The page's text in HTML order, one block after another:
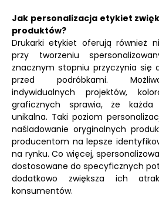
Jak personalizacja etykiet
produktów?
Drukarki etykiet oferują również
przy tworzeniu
znacznym stopniu przyczynia się
przed podróbkami.
indywidualnych projektów,
graficznych sprawia, że
unikalna. Taki poziom
naśladowanie oryginalnych
producentom na lepsze
na rynku. Co więcej,
dostosowane do specyficznych
dodatkowo zwiększa ich
konsumentów.